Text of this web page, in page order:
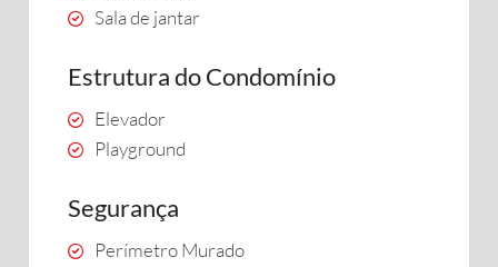
Sala de jantar
Estrutura do Condomínio
Elevador
Playground
Segurança
Perímetro Murado